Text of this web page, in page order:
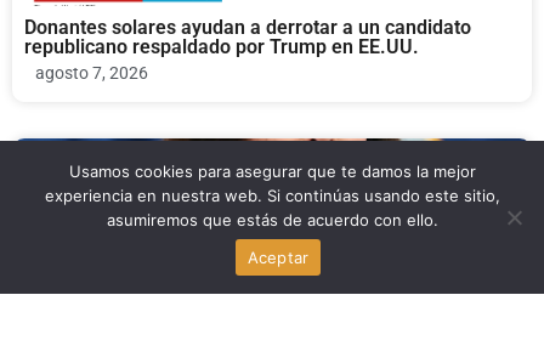
Donantes solares ayudan a derrotar a un candidato
republicano respaldado por Trump en EE.UU.
agosto 7, 2026
Politica
Jeanine Pirro y Doug Burgum: Tensión en el
Departamento del Interior por el caso del Reflecting Pool
Usamos cookies para asegurar que te damos la mejor
experiencia en nuestra web. Si continúas usando este sitio,
asumiremos que estás de acuerdo con ello.
Aceptar